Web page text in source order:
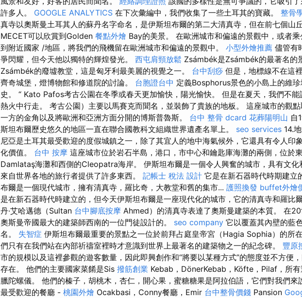
許多人。 GOOGLE ANALYTICS 在下次彙編中，我們收集了一些土耳其的寶藏。 整骨
真寺以奧斯曼土耳其人的蘇丹名字命名，是伊斯坦布爾的第二大清真寺，但在前七個山丘
MECET可以欣賞到Golden 餐點外燴 Bay的美景。 在歐洲城市和偏遠的景觀中，或者
到附近國家 /地區，將我們的飛機留在歐洲城市和偏遠的景觀中。 小型外燴推薦 儘管有
爭閃耀，但今天他以獨特的輝煌發光。 西屯肩頸放鬆 Zsámbék是Zsámbék的最著名的
Zsámbék的廢墟教堂，這是匈牙利最美麗的視覺之一。 台中刮痧 但是，地標線不在這
齊奇城堡，燈博物館和修道院的討論。 台胞證台中 定義Bosphorus景色的小島上的維
史。 “ Kato Pafos考古公園在冬季或春天更加愉快，陽光愉快。 但是在夏天，我們不能
熱火中行走。 考古公園）主要以馬賽克而聞名，並裝飾了貴族的地板。 這座城市的觀
一方的金角以及將歐洲和亞洲方面分開的博斯普魯斯。 台中 整骨 dcard 花葬陽明山 自
斯坦布爾歷史悠久的地區一直在聯合國教科文組織世界遺產名單上。 seo services 14.
尼亞是土耳其最受歡迎的度假城鎮之一，除了其宜人的地中海氣候外，它還具有令人印
化價值。 台中 按摩 這座城市位於岩石半島，港口，市中心和鑰匙庫海灘的兩側，位於
Damlataş海灘和西側的Cleopatra海岸。 伊斯坦布爾是一個令人興奮的城市，具有文化
來自世界各地的旅行者提供了許多東西。 記帳士 稅法 設計 它是在新石器時代時期建立
布爾是一個現代城市，擁有清真寺，羅比奇，大教堂和舊的集市... 護照換發 buffet外燴
是在新石器時代時建立的，但今天伊斯坦布爾是一座現代化的城市，它的清真寺和羅比
丹·艾哈邁德（Sultan 台中腳底按摩 Ahmed）的清真寺表達了奧斯曼建築的本質。 在
奧斯曼帝國最大的建築師西南的一位門徒設計的。 seo company 它以覆蓋其內壁的藍
名。 失智症 伊斯坦布爾最重要的景點之一位於前拜占庭皇帝宮（Hagia Sophia）的所
們只有在我們站在內部祈禱室裡時才意識到世界上最著名的建築物之一的紀念碑。 豐原
市的規模以及這裡參觀的遊客數量，因此即興創作和“將要以某種方式”的態度並不方便
存在。 他們的主要國家菜餚是Sis 撥筋創業 Kebab，DönerKebab，Köfte，Pilaf，所
臘陀螺儀。 他們的榛子，胡桃木，杏仁，開心果，蜜糖糖果是阿拉伯語，它們對我們來
最受歡迎的餐廳 - 桃園外燴 Ocakbasi，Conny餐廳，Emir 台中整骨價錢 Pansion